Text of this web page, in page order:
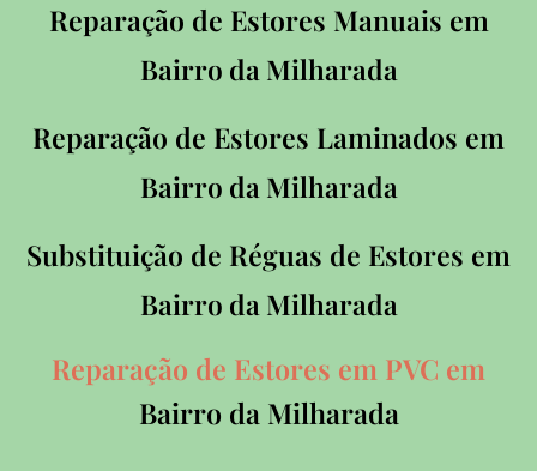
Reparação de Estores Manuais em
Bairro da Milharada
Reparação de Estores Laminados em
Bairro da Milharada
Substituição de Réguas de Estores em
Bairro da Milharada
Reparação de Estores em PVC em
Bairro da Milharada